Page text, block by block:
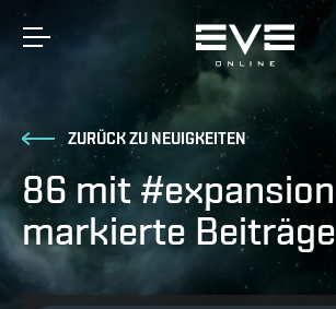
ZURÜCK ZU NEUIGKEITEN
86 mit #expansion
markierte Beiträge